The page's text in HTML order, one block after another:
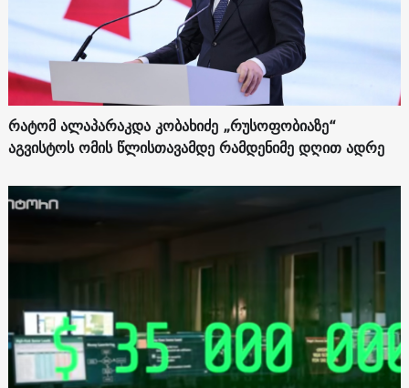
რატომ ალაპარაკდა კობახიძე „რუსოფობიაზე“
აგვისტოს ომის წლისთავამდე რამდენიმე დღით ადრე